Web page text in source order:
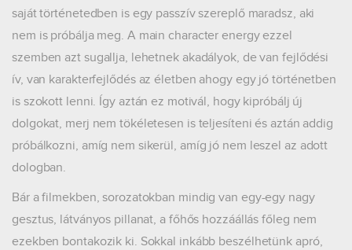
saját történetedben is egy passzív szereplő maradsz, aki
nem is próbálja meg. A main character energy ezzel
szemben azt sugallja, lehetnek akadályok, de van fejlődési
ív, van karakterfejlődés az életben ahogy egy jó történetben
is szokott lenni. Így aztán ez motivál, hogy kipróbálj új
dolgokat, merj nem tökéletesen is teljesíteni és aztán addig
próbálkozni, amíg nem sikerül, amíg jó nem leszel az adott
dologban.
Bár a filmekben, sorozatokban mindig van egy-egy nagy
gesztus, látványos pillanat, a főhős hozzáállás főleg nem
ezekben bontakozik ki. Sokkal inkább beszélhetünk apró,